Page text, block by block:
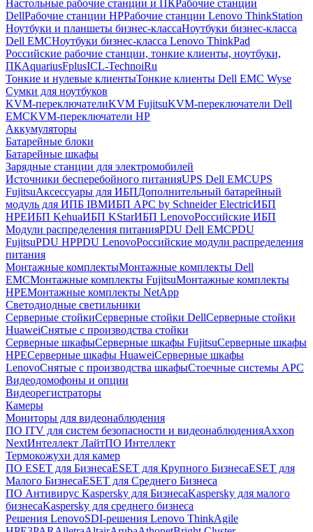
Настольные рабочие станции и ПКРабочие станции
DellРабочие станции HPРабочие станции Lenovo ThinkStation
Ноутбуки и планшеты бизнес-классаНоутбуки бизнес-класса
Dell EMCНоутбуки бизнес-класса Lenovo ThinkPad
Российские рабочие станции, тонкие клиенты, ноутбуки,
ПКAquariusFplusICL-TechnoiRu
Тонкие и нулевые клиентыТонкие клиенты Dell EMC Wyse
Сумки для ноутбуков
KVM-переключателиKVM FujitsuKVM-переключатели Dell
EMCKVM-переключатели HP
Аккумуляторы
Батарейные блоки
Батарейные шкафы
Зарядные станции для электромобилей
Источники бесперебойного питанияUPS Dell EMCUPS
FujitsuАксессуары для ИБПДополнительный батарейный
модуль для ИПБ IBMИБП APC by Schneider ElectricИБП
HPEИБП KehuaИБП KStarИБП LenovoРоссийские ИБП
Модули распределения питанияPDU Dell EMCPDU
FujitsuPDU HPPDU LenovoРоссийские модули распределения
питания
Монтажные комплектыМонтажные комплекты Dell
EMCМонтажные комплекты FujitsuМонтажные комплекты
HPEМонтажные комплекты NetApp
Светодиодные светильники
Серверные стойкиСерверные стойки DellСерверные стойки
HuaweiСнятые с производства стойки
Серверные шкафыСерверные шкафы FujitsuСерверные шкафы
HPEСерверные шкафы HuaweiСерверные шкафы
LenovoСнятые с производства шкафыСтоечные системы APC
Видеодомофоны и опции
Видеорегистраторы
Камеры
Мониторы для видеонаблюдения
ПО ITV для систем безопасности и видеонаблюденияAxxon
NextИнтеллект ЛайтПО Интеллект
Термокожухи для камер
ПО ESET для БизнесаESET для Крупного БизнесаESET для
Малого БизнесаESET для Среднего Бизнеса
ПО Антивирус Kaspersky для БизнесаKaspersky для малого
бизнесаKaspersky для среднего бизнеса
Решения LenovoSDI-решения Lenovo ThinkAgile